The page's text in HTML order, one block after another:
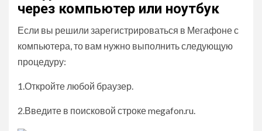
через компьютер или ноутбук
Если вы решили зарегистрироваться в Мегафоне с
компьютера, то вам нужно выполнить следующую
процедуру:
1.Откройте любой браузер.
2.Введите в поисковой строке megafon.ru.